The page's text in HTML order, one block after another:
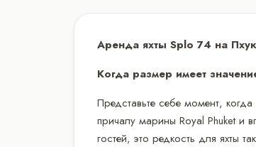
Аренда яхты Splo 74 на
Когда размер имеет
Представьте себе момент,
причалу марины Royal Phuket и
гостей, это редкость для яхты